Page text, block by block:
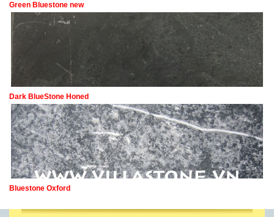
Green Bluestone new
Dark BlueStone Honed
Bluestone Oxford